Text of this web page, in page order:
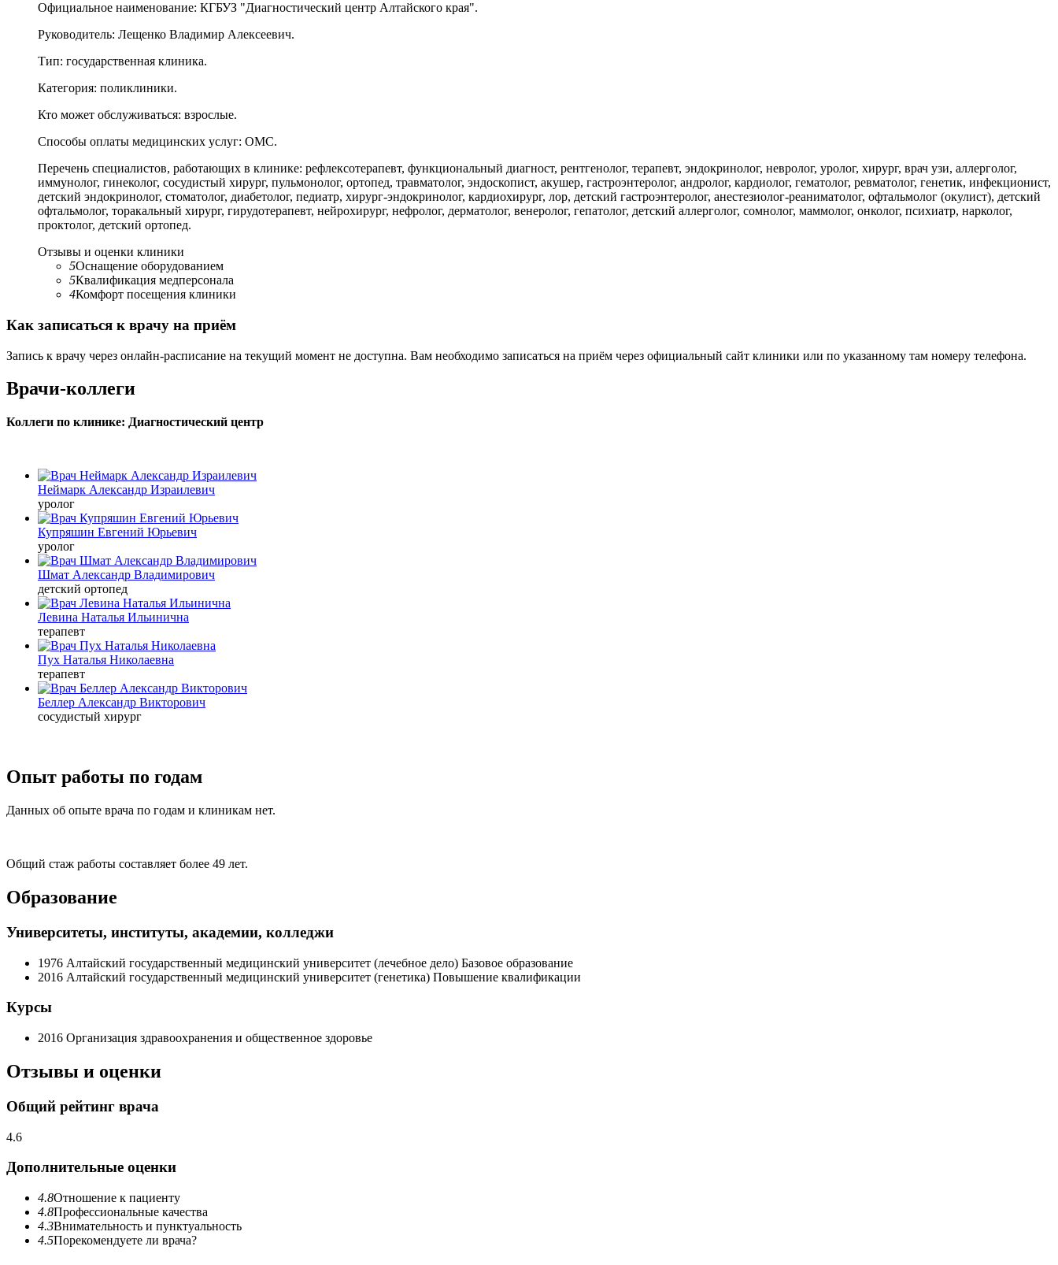
Официальное наименование: КГБУЗ "Диагностический центр Алтайского края".
Руководитель: Лещенко Владимир Алексеевич.
Тип: государственная клиника.
Категория: поликлиники.
Кто может обслуживаться: взрослые.
Способы оплаты медицинских услуг: ОМС.
Перечень специалистов, работающих в клинике: рефлексотерапевт, функциональный диагност, рентгенолог, терапевт, эндокринолог, невролог, уролог, хирург, врач узи, аллерголог,
иммунолог, гинеколог, сосудистый хирург, пульмонолог, ортопед, травматолог, эндоскопист, акушер, гастроэнтеролог, андролог, кардиолог, гематолог, ревматолог, генетик, инфекционист,
детский эндокринолог, стоматолог, диабетолог, педиатр, хирург-эндокринолог, кардиохирург, лор, детский гастроэнтеролог, анестезиолог-реаниматолог, офтальмолог (окулист), детский
офтальмолог, торакальный хирург, гирудотерапевт, нейрохирург, нефролог, дерматолог, венеролог, гепатолог, детский аллерголог, сомнолог, маммолог, онколог, психиатр, нарколог,
проктолог, детский ортопед.
Отзывы и оценки клиники
5Оснащение оборудованием
5Квалификация медперсонала
4Комфорт посещения клиники
Как записаться к врачу на приём
Запись к врачу через онлайн-расписание на текущий момент не доступна. Вам необходимо записаться на приём через официальный сайт клиники или по указанному там номеру телефона.
Врачи-коллеги
Коллеги по клинике: Диагностический центр
Неймарк Александр Израилевич
уролог
Купряшин Евгений Юрьевич
уролог
Шмат Александр Владимирович
детский ортопед
Левина Наталья Ильинична
терапевт
Пух Наталья Николаевна
терапевт
Беллер Александр Викторович
сосудистый хирург
Опыт работы по годам
Данных об опыте врача по годам и клиникам нет.
Общий стаж работы составляет более 49 лет.
Образование
Университеты, институты, академии, колледжи
1976 Алтайский государственный медицинский университет (лечебное дело) Базовое образование
2016 Алтайский государственный медицинский университет (генетика) Повышение квалификации
Курсы
2016 Организация здравоохранения и общественное здоровье
Отзывы и оценки
Общий рейтинг врача
4.6
Дополнительные оценки
4.8Отношение к пациенту
4.8Профессиональные качества
4.3Внимательность и пунктуальность
4.5Порекомендуете ли врача?